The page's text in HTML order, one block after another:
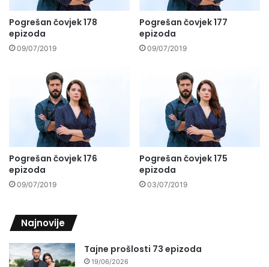
Pogrešan čovjek 178
epizoda
09/07/2019
Pogrešan čovjek 177
epizoda
09/07/2019
Pogrešan čovjek 176
epizoda
09/07/2019
Pogrešan čovjek 175
epizoda
03/07/2019
Najnovije
Tajne prošlosti 73 epizoda
19/06/2026